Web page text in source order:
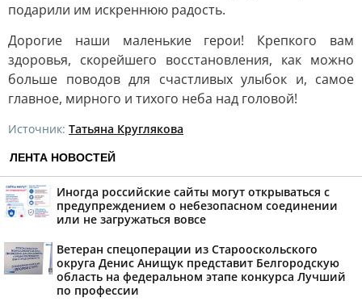
подарили им искреннюю радость.
Дорогие наши маленькие герои! Крепкого вам
здоровья, скорейшего восстановления, как можно
больше поводов для счастливых улыбок и, самое
главное, мирного и тихого неба над головой!
Источник: Татьяна Круглякова
ЛЕНТА НОВОСТЕЙ
Иногда российские сайты могут открываться с
предупреждением о небезопасном соединении
или не загружаться вовсе
Ветеран спецоперации из Старооскольского
округа Денис Анищук представит Белгородскую
область на федеральном этапе конкурса Лучший
по профессии